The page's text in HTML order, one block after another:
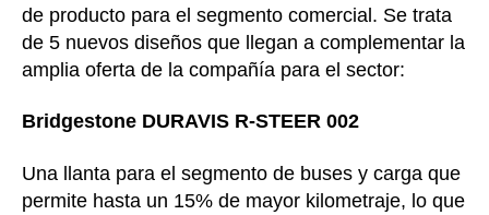
de producto para el segmento comercial. Se trata
de 5 nuevos diseños que llegan a complementar la
amplia oferta de la compañía para el sector:
Bridgestone DURAVIS R-STEER 002
Una llanta para el segmento de buses y carga que
permite hasta un 15% de mayor kilometraje, lo que